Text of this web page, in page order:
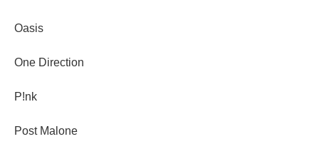
Oasis
One Direction
P!nk
Post Malone